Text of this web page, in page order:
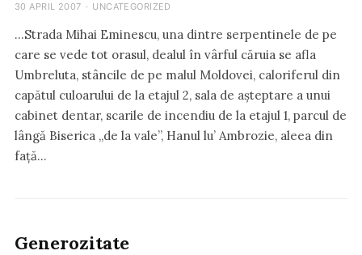
30 APRIL 2007 · UNCATEGORIZED
…Strada Mihai Eminescu, una dintre serpentinele de pe
care se vede tot orasul, dealul în vârful căruia se afla
Umbreluta, stâncile de pe malul Moldovei, caloriferul din
capătul culoarului de la etajul 2, sala de așteptare a unui
cabinet dentar, scarile de incendiu de la etajul 1, parcul de
lângă Biserica „de la vale”, Hanul lu’ Ambrozie, aleea din
față…
Generozitate